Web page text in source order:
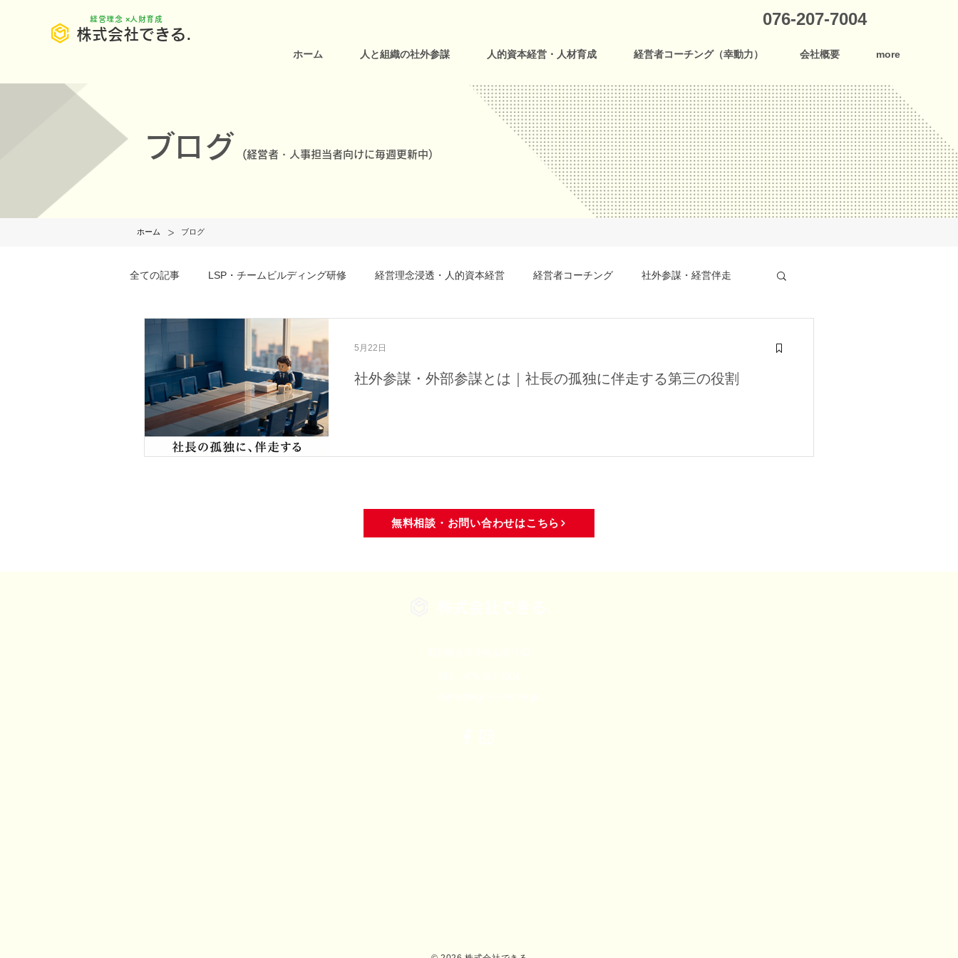
株式会社できる.
​経営理念 ×人財育成 076-207-7004
ホーム 人と組織の社外参謀 人的資本経営・人材育成 経営者コーチング（幸動力） 会社概要 more
ブログ (経営者・人事担当者向けに毎週更新中)
ホーム > ブログ
全ての記事 LSP・チームビルディング研修 経営理念浸透・人的資本経営 経営者コーチング 社外参謀・経営伴走
社外参謀・外部参謀とは｜社長の孤独に伴走する第三の役割
5月22日
無料相談・お問い合わせはこちら